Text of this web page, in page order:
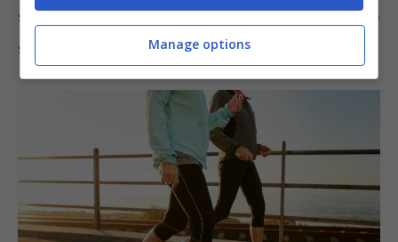
spalle chiuse in avanti né eccessivamente
spostate all’indietro.Manage options